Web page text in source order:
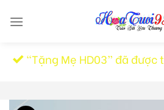
“Tặng Mẹ HD03” đã